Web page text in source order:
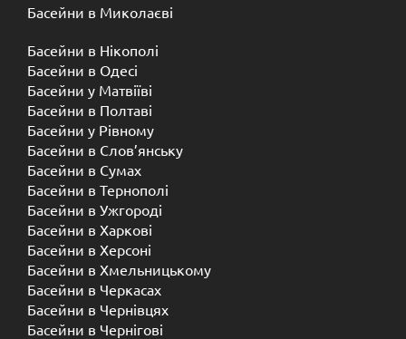
Басейни в Миколаєві
Басейни в Нікополі
Басейни в Одесі
Басейни у Матвіїві
Басейни в Полтаві
Басейни у ​​Рівному
Басейни в Слов’янську
Басейни в Сумах
Басейни в Тернополі
Басейни в Ужгороді
Басейни в Харкові
Басейни в Херсоні
Басейни в Хмельницькому
Басейни в Черкасах
Басейни в Чернівцях
Басейни в Чернігові